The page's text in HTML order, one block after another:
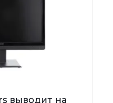
выводит на